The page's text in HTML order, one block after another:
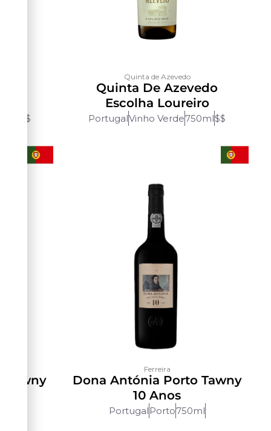
$$
Quinta de Azevedo
Quinta De Azevedo
Escolha Loureiro
PortugalVinho Verde750ml$$
Tawny
Ferreira
Dona Antónia Porto Tawny
10 Anos
Portugal Porto750ml